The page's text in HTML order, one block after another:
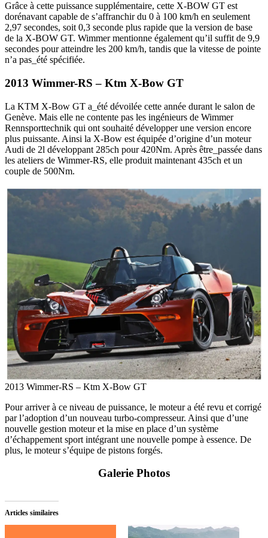
Grâce à cette puissance supplémentaire, cette X-BOW GT est
dorénavant capable de s’affranchir du 0 à 100 km/h en seulement
2,97 secondes, soit 0,3 seconde plus rapide que la version de base
de la X-BOW GT. Wimmer mentionne également qu’il suffit de 9,9
secondes pour atteindre les 200 km/h, tandis que la vitesse de pointe
n’a pas_été spécifiée.
2013 Wimmer-RS – Ktm X-Bow GT
La KTM X-Bow GT a_été dévoilée cette année durant le salon de
Genève. Mais elle ne contente pas les ingénieurs de Wimmer
Rennsporttechnik qui ont souhaité développer une version encore
plus puissante. Ainsi la X-Bow est équipée d’origine d’un moteur
Audi de 2l développant 285ch pour 420Nm. Après être_passée dans
les ateliers de Wimmer-RS, elle produit maintenant 435ch et un
couple de 500Nm.
2013 Wimmer-RS – Ktm X-Bow GT
Pour arriver à ce niveau de puissance, le moteur a été revu et corrigé
par l’adoption d’un nouveau turbo-compresseur. Ainsi que d’une
nouvelle gestion moteur et la mise en place d’un système
d’échappement sport intégrant une nouvelle pompe à essence. De
plus, le moteur s’équipe de pistons forgés.
Galerie Photos
Articles similaires